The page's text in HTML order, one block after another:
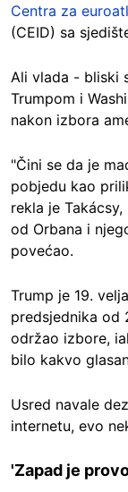
Centra za
(CEID) sa
Ali vlada - bliski
Trumpom i
nakon izbora
"Čini se da je
pobjedu kao
rekla je
od Orbana i
povećao.
Trump je 19.
predsjednika od
održao izbore,
bilo kakvo
Usred navale
internetu, evo
'Zapad je